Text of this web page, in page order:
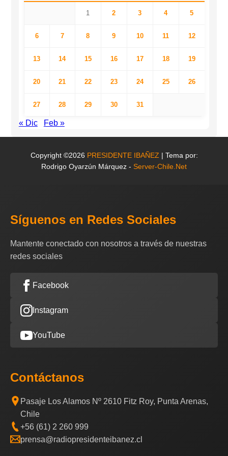
1 2 3 4 5
6 7 8 9 10 11 12
13 14 15 16 17 18 19
20 21 22 23 24 25 26
27 28 29 30 31
« Dic Feb »
Copyright ©2026 PRESIDENTE IBAÑEZ | Tema por:
Rodrigo Oyarzún Márquez - Server-Chile.Net
Síguenos en Redes Sociales
Mantente conectado con nosotros a través de nuestras
redes sociales
Facebook
Instagram
YouTube
Contáctanos
Pasaje Los Alamos Nº 2610 Fitz Roy, Punta Arenas,
Chile
+56 (61) 2 260 999
prensa@radiopresidenteibanez.cl